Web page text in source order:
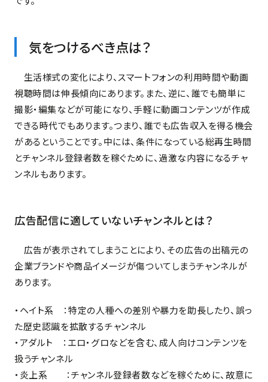
気をつけるべき点は？
生活様式の変化により、スマートフォンの利用時間や動画
視聴時間は伸長傾向にあります。また、逆に、誰でも簡単に
撮影・編集などが可能になり、手軽に動画コンテンツが作成
できる時代でもあります。つまり、誰でも広告収入を得る機会
があるということです。中には、条件になっている総再生時間
とチャンネル登録者数を稼ぐために、過激な内容になるチャ
ンネルもあります。
広告配信に適していないチャンネルとは？
広告が表示されてしまうことにより、その広告の出稿元の
企業ブランドや商品イメージが傷ついてしまうチャンネルが
あります。
・ヘイト系 ：特定の人種への差別や暴力を助長したり、誤っ
た歴史認識を拡散するチャンネル
・アダルト ：エロ・グロなどを含む、成人向けコンテンツを
扱うチャンネル
・炎上系 ：チャンネル登録者数などを稼ぐために、故意に